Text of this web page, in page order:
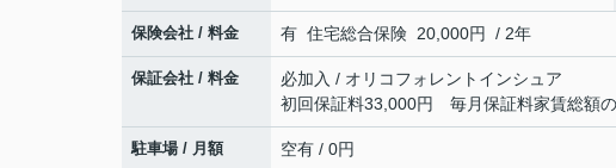
保険会社 / 料金 有 住宅総合保険 20,000円 / 2年
保証会社 / 料金
必加入 / オリコフォレントインシュア
初回保証料33,000円 毎月保証料家賃総額
駐車場 / 月額 空有 / 0円